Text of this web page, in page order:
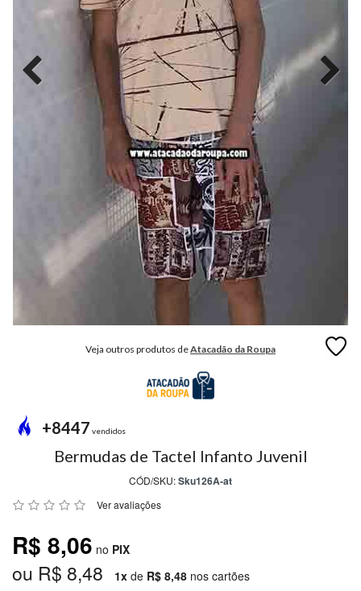
MODA
GRIFE
PLUS
PREÇO
ÚNICO
PROMOÇÕES
MARCAS
Veja outros produtos deAtacadão da Roupa
+8447 vendidos
Bermudas de Tactel Infanto Juvenil
CÓD/SKU:Sku126A-at
Ver avaliações
R$ 8,06 no PIX
ou R$ 8,48 1x de R$ 8,48 nos cartões